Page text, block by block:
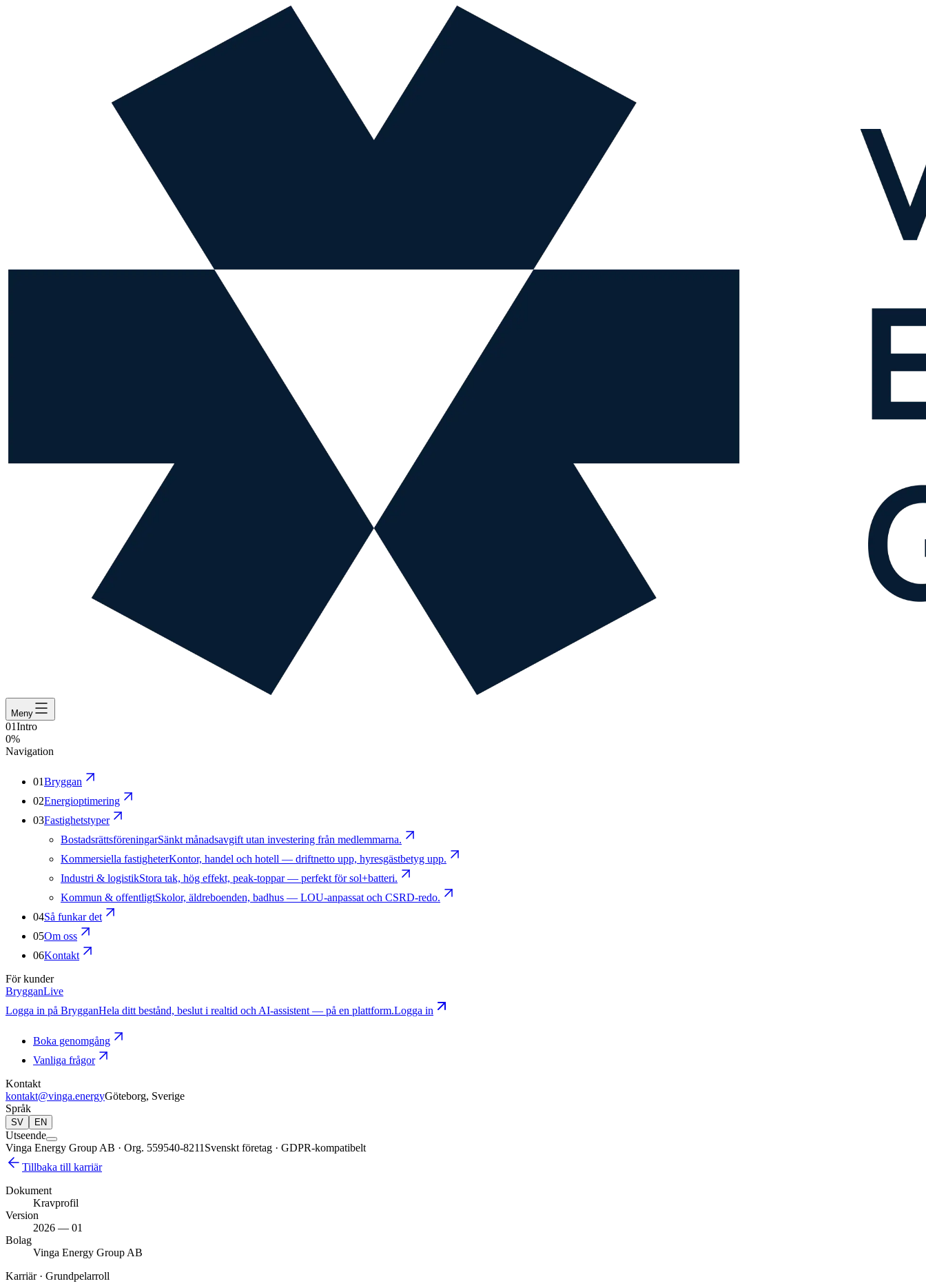
Meny
01Intro
0%
Navigation
01Bryggan
02Energioptimering
03Fastighetstyper
BostadsrättsföreningarSänkt månadsavgift utan investering från medlemmarna.
Kommersiella fastigheterKontor, handel och hotell — driftnetto upp, hyresgästbetyg upp.
Industri & logistikStora tak, hög effekt, peak-toppar — perfekt för sol+batteri.
Kommun & offentligtSkolor, äldreboenden, badhus — LOU-anpassat och CSRD-redo.
04Så funkar det
05Om oss
06Kontakt
För kunder
BrygganLive
Logga in på BrygganHela ditt bestånd, beslut i realtid och AI-assistent — på en plattform.Logga in
Boka genomgång
Vanliga frågor
Kontakt
kontakt@vinga.energyGöteborg, Sverige
Språk
SV EN
Utseende
Vinga Energy Group AB · Org. 559540-8211 Svenskt företag · GDPR-kompatibelt
Tillbaka till karriär
Dokument
Kravprofil
Version
2026 — 01
Bolag
Vinga Energy Group AB
Karriär · Grundpelarroll